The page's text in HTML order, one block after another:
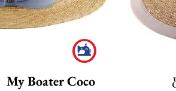
My Boater Coco